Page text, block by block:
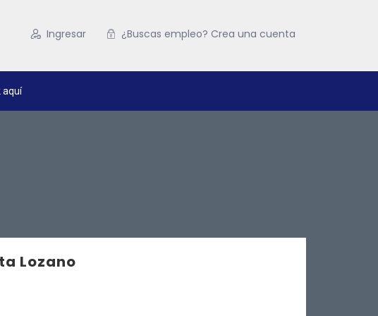
Ingresar ¿Buscas empleo? Crea una cuenta
aquí
Lozano